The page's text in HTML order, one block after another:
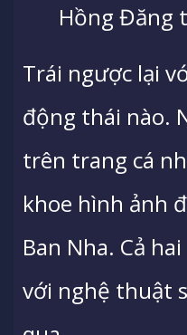
Hồng Đăng
Trái ngược lại
động thái nào.
trên trang cá
khoe hình ảnh
Ban Nha. Cả
với nghệ thuật